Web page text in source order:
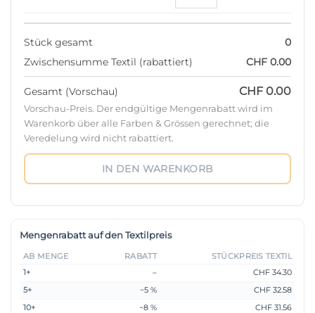
Stück gesamt
0
Zwischensumme Textil (rabattiert)
CHF 0.00
Gesamt (Vorschau) CHF 0.00
Vorschau-Preis. Der endgültige Mengenrabatt wird im
Warenkorb über alle Farben & Grössen gerechnet; die
Veredelung wird nicht rabattiert.
IN DEN WARENKORB
Mengenrabatt auf den Textilpreis
AB MENGE RABATT
STÜCKPREIS TEXTIL
1+
–
CHF 34.30
5+
−5 %
CHF 32.58
10+
−8 %
CHF 31.56